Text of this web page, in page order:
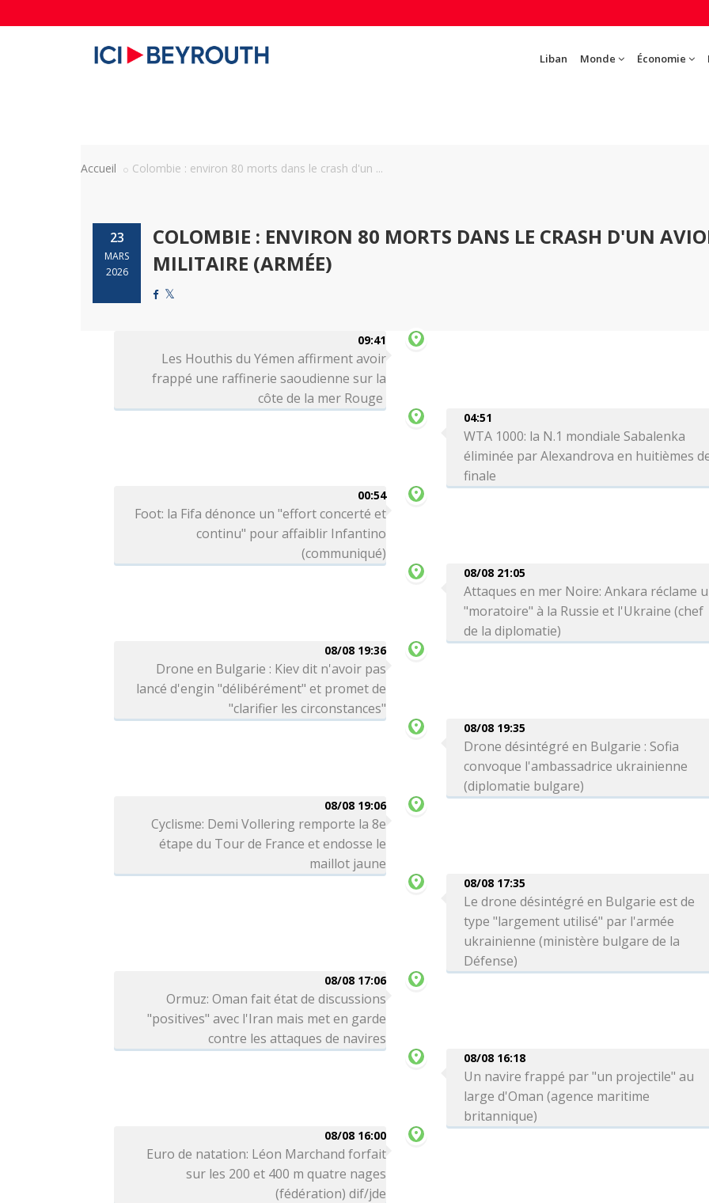
Liban Monde Économie
Accueil Colombie : environ 80 morts dans le crash d'un ...
23
MARS
2026
COLOMBIE : ENVIRON 80 MORTS DANS LE CRASH D'UN
MILITAIRE (ARMÉE)
09:41
Les Houthis du Yémen affirment avoir
frappé une raffinerie saoudienne sur la
côte de la mer Rouge
04:51
WTA 1000: la N.1 mondiale Sabalenka
éliminée par Alexandrova en huitièmes
finale
00:54
Foot: la Fifa dénonce un "effort concerté et
continu" pour affaiblir Infantino
(communiqué)
08/08 21:05
Attaques en mer Noire: Ankara réclame
"moratoire" à la Russie et l'Ukraine (chef
de la diplomatie)
08/08 19:36
Drone en Bulgarie : Kiev dit n'avoir pas
lancé d'engin "délibérément" et promet de
"clarifier les circonstances"
08/08 19:35
Drone désintégré en Bulgarie : Sofia
convoque l'ambassadrice ukrainienne
(diplomatie bulgare)
08/08 19:06
Cyclisme: Demi Vollering remporte la 8e
étape du Tour de France et endosse le
maillot jaune
08/08 17:35
Le drone désintégré en Bulgarie est de
type "largement utilisé" par l'armée
ukrainienne (ministère bulgare de la
Défense)
08/08 17:06
Ormuz: Oman fait état de discussions
"positives" avec l'Iran mais met en garde
contre les attaques de navires
08/08 16:18
Un navire frappé par "un projectile" au
large d'Oman (agence maritime
britannique)
08/08 16:00
Euro de natation: Léon Marchand forfait
sur les 200 et 400 m quatre nages
(fédération) dif/jde